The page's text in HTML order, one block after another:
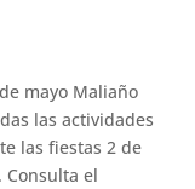
mayo Maliaño
las actividades
las fiestas 2 de
Consulta el